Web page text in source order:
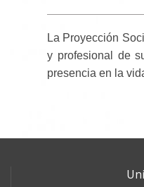
La Proyección
y profesional de
presencia en la